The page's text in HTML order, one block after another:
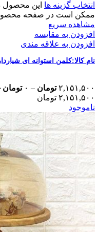
انتخاب گزینه ها این محصول
ممکن است در صفحه
مشاهده سریع
افزودن به مقایسه
افزودن به علاقه مندی
نام کالا:کلمن استوانه ای
۲,۱۵۱,۵۰۰ تومان – ۰ تومان
۲,۱۵۱,۵۰۰ تومان
ناموجود